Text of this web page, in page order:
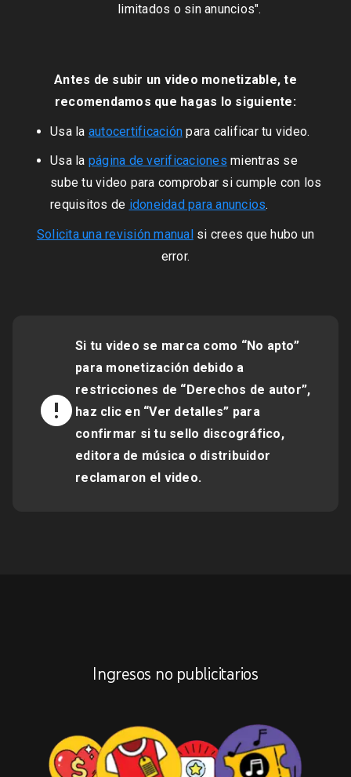
limitados o sin anuncios".
Antes de subir un video monetizable, te
recomendamos que hagas lo siguiente:
Usa la autocertificación para calificar tu video.
Usa la página de verificaciones mientras se
sube tu video para comprobar si cumple con los
requisitos de idoneidad para anuncios.
Solicita una revisión manualsi crees que hubo un
error.
Si tu video se marca como “No apto”
para monetización debido a
restricciones de “Derechos de autor”,
haz clic en “Ver detalles” para
confirmar si tu sello discográfico,
editora de música o distribuidor
reclamaron el video.
Ingresos no publicitarios